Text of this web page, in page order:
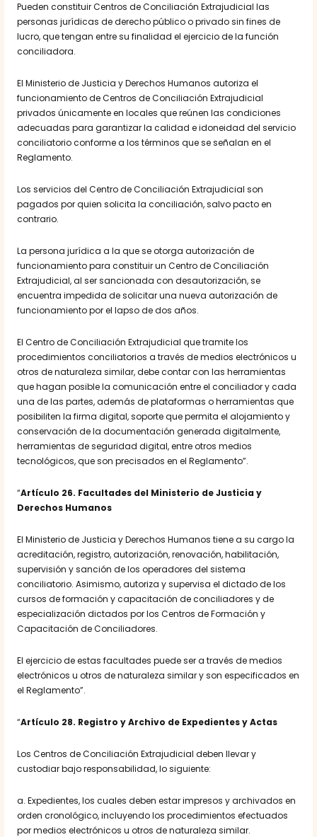
Pueden constituir Centros de Conciliación Extrajudicial las
personas jurídicas de derecho público o privado sin fines de
lucro, que tengan entre su finalidad el ejercicio de la función
conciliadora.
El Ministerio de Justicia y Derechos Humanos autoriza el
funcionamiento de Centros de Conciliación Extrajudicial
privados únicamente en locales que reúnen las condiciones
adecuadas para garantizar la calidad e idoneidad del servicio
conciliatorio conforme a los términos que se señalan en el
Reglamento.
Los servicios del Centro de Conciliación Extrajudicial son
pagados por quien solicita la conciliación, salvo pacto en
contrario.
La persona jurídica a la que se otorga autorización de
funcionamiento para constituir un Centro de Conciliación
Extrajudicial, al ser sancionada con desautorización, se
encuentra impedida de solicitar una nueva autorización de
funcionamiento por el lapso de dos años.
El Centro de Conciliación Extrajudicial que tramite los
procedimientos conciliatorios a través de medios electrónicos u
otros de naturaleza similar, debe contar con las herramientas
que hagan posible la comunicación entre el conciliador y cada
una de las partes, además de plataformas o herramientas que
posibiliten la firma digital, soporte que permita el alojamiento y
conservación de la documentación generada digitalmente,
herramientas de seguridad digital, entre otros medios
tecnológicos, que son precisados en el Reglamento”.
“Artículo 26. Facultades del Ministerio de Justicia y
Derechos Humanos
El Ministerio de Justicia y Derechos Humanos tiene a su cargo la
acreditación, registro, autorización, renovación, habilitación,
supervisión y sanción de los operadores del sistema
conciliatorio. Asimismo, autoriza y supervisa el dictado de los
cursos de formación y capacitación de conciliadores y de
especialización dictados por los Centros de Formación y
Capacitación de Conciliadores.
El ejercicio de estas facultades puede ser a través de medios
electrónicos u otros de naturaleza similar y son especificados en
el Reglamento”.
“Artículo 28. Registro y Archivo de Expedientes y Actas
Los Centros de Conciliación Extrajudicial deben llevar y
custodiar bajo responsabilidad, lo siguiente:
a. Expedientes, los cuales deben estar impresos y archivados en
orden cronológico, incluyendo los procedimientos efectuados
por medios electrónicos u otros de naturaleza similar.